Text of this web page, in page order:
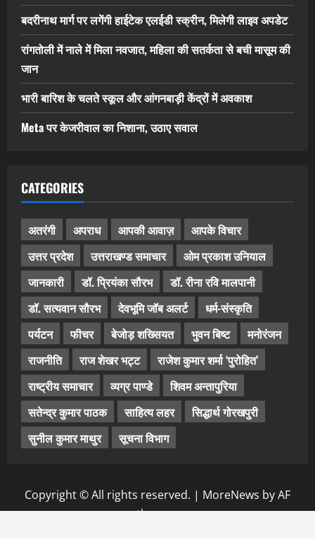
बदरीनाथ मार्ग पर लगेंगी हाईटेक एलईडी स्क्रीन, मिलेगी लाइव अपडेट
रांगतोली में नाले में मिला नवजात, महिला की सतर्कता से बची मासूम की
जान
भारी बारिश के चलते स्कूल और आंगनबाड़ी केंद्रों में अवकाश
Meta पर केजरीवाल का निशाना, उठाए सवाल
CATEGORIES
अतरंगी अपराध आपकी आवाज़
आपके विचार
उत्तर प्रदेश
उत्तराखण्ड समाचार
ओम प्रकाश उनियाल
जानकारी
डॉ. प्रियंका सौरभ
डॉ. रीना रवि मालपानी
डॉ. सत्यवान सौरभ
देवभूमि जॉब अलर्ट
धर्म-संस्कृति
पर्यटन
फीचर बेजोड़ शख्सियत भुवन बिष्ट
मनोरंजन
राजनीति
राज शेखर भट्ट
राजेश कुमार शर्मा ‘पुरोहित’
राष्ट्रीय समाचार
व्यग्र पाण्डे
शिवम अन्तापुरिया
सतेन्द्र कुमार पाठक
साहित्य लहर
सिद्धार्थ गोरखपुरी
सुनील कुमार माथुर
सूचना विभाग
Copyright © All rights reserved. | MoreNews by AF
themes.